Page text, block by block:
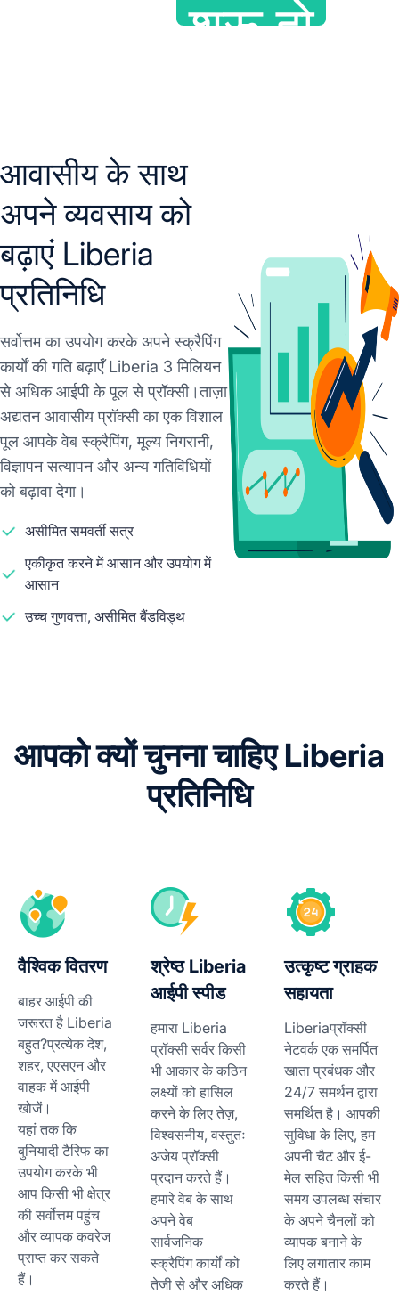
शुरू हो
आवासीय के साथ
अपने व्यवसाय को
बढ़ाएं Liberia
प्रतिनिधि
सर्वोत्तम का उपयोग करके अपने स्क्रैपिंग
कार्यों की गति बढ़ाएँ Liberia 3 मिलियन
से अधिक आईपी के पूल से प्रॉक्सी।ताज़ा
अद्यतन आवासीय प्रॉक्सी का एक विशाल
पूल आपके वेब स्क्रैपिंग, मूल्य निगरानी, ​​
विज्ञापन सत्यापन और अन्य गतिविधियों
को बढ़ावा देगा।
असीमित समवर्ती सत्र
एकीकृत करने में आसान और उपयोग में
आसान
उच्च गुणवत्ता, असीमित बैंडविड्थ
आपको क्यों चुनना चाहिए Liberia
प्रतिनिधि
वैश्विक वितरण
बाहर आईपी की
जरूरत है Liberia
बहुत?प्रत्येक देश,
शहर, एएसएन और
वाहक में आईपी
खोजें।
यहां तक ​​कि
बुनियादी टैरिफ का
उपयोग करके भी
आप किसी भी क्षेत्र
की सर्वोत्तम पहुंच
और व्यापक कवरेज
प्राप्त कर सकते
हैं।
श्रेष्ठ Liberia
आईपी ​​स्पीड
हमारा Liberia
प्रॉक्सी सर्वर किसी
भी आकार के कठिन
लक्ष्यों को हासिल
करने के लिए तेज़,
विश्वसनीय, वस्तुतः
अजेय प्रॉक्सी
प्रदान करते हैं।
हमारे वेब के साथ
अपने वेब
सार्वजनिक
स्क्रैपिंग कार्यों को
तेजी से और अधिक
उत्कृष्ट ग्राहक
सहायता
Liberiaप्रॉक्सी
नेटवर्क एक समर्पित
खाता प्रबंधक और
24/7 समर्थन द्वारा
समर्थित है। आपकी
सुविधा के लिए, हम
अपनी चैट और ई-
मेल सहित किसी भी
समय उपलब्ध संचार
के अपने चैनलों को
व्यापक बनाने के
लिए लगातार काम
करते हैं।